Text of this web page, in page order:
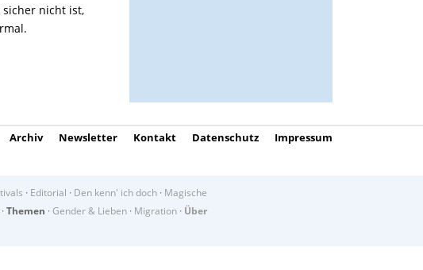
sicher nicht ist,
l.
Archiv Newsletter Kontakt Datenschutz Impressum
· Editorial · Den kenn' ich doch · Magische
· Themen · Gender & Lieben· Migration· Über